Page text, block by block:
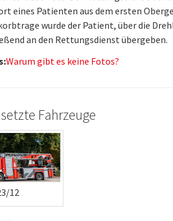
eines Patienten aus dem ersten
wurde der Patient, über die
an den Rettungsdienst übergeben.
Warum gibt es keine Fotos?
Fahrzeuge
12